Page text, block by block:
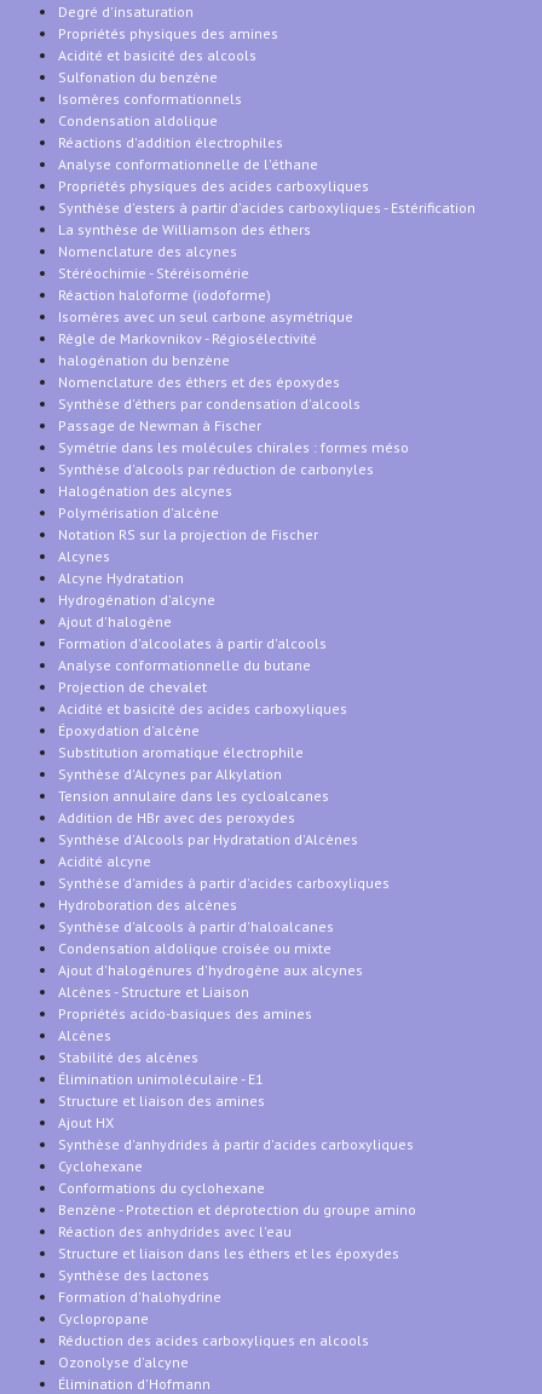
Degré d'insaturation
Propriétés physiques des amines
Acidité et basicité des alcools
Sulfonation du benzène
Isomères conformationnels
Condensation aldolique
Réactions d'addition électrophiles
Analyse conformationnelle de l'éthane
Propriétés physiques des acides carboxyliques
Synthèse d'esters à partir d'acides carboxyliques - Estérification
La synthèse de Williamson des éthers
Nomenclature des alcynes
Stéréochimie - Stéréisomérie
Réaction haloforme (iodoforme)
Isomères avec un seul carbone asymétrique
Règle de Markovnikov - Régiosélectivité
halogénation du benzène
Nomenclature des éthers et des époxydes
Synthèse d'éthers par condensation d'alcools
Passage de Newman à Fischer
Symétrie dans les molécules chirales : formes méso
Synthèse d'alcools par réduction de carbonyles
Halogénation des alcynes
Polymérisation d'alcène
Notation RS sur la projection de Fischer
Alcynes
Alcyne Hydratation
Hydrogénation d'alcyne
Ajout d'halogène
Formation d'alcoolates à partir d'alcools
Analyse conformationnelle du butane
Projection de chevalet
Acidité et basicité des acides carboxyliques
Époxydation d'alcène
Substitution aromatique électrophile
Synthèse d'Alcynes par Alkylation
Tension annulaire dans les cycloalcanes
Addition de HBr avec des peroxydes
Synthèse d'Alcools par Hydratation d'Alcènes
Acidité alcyne
Synthèse d'amides à partir d'acides carboxyliques
Hydroboration des alcènes
Synthèse d'alcools à partir d'haloalcanes
Condensation aldolique croisée ou mixte
Ajout d'halogénures d'hydrogène aux alcynes
Alcènes - Structure et Liaison
Propriétés acido-basiques des amines
Alcènes
Stabilité des alcènes
Élimination unimoléculaire - E1
Structure et liaison des amines
Ajout HX
Synthèse d'anhydrides à partir d'acides carboxyliques
Cyclohexane
Conformations du cyclohexane
Benzène - Protection et déprotection du groupe amino
Réaction des anhydrides avec l'eau
Structure et liaison dans les éthers et les époxydes
Synthèse des lactones
Formation d'halohydrine
Cyclopropane
Réduction des acides carboxyliques en alcools
Ozonolyse d'alcyne
Élimination d'Hofmann